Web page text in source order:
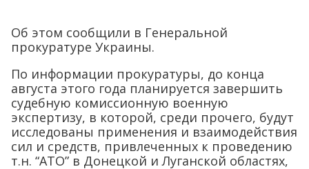
Об этом сообщили в Генеральной
прокуратуре Украины.
По информации прокуратуры, до конца
августа этого года планируется завершить
судебную комиссионную военную
экспертизу, в которой, среди прочего, будут
исследованы применения и взаимодействия
сил и средств, привлеченных к проведению
т.н. “АТО” в Донецкой и Луганской областях,